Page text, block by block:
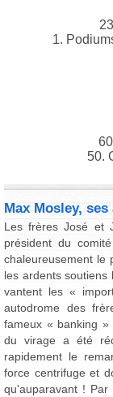
1.
50.
Max Mosley,
Les frères José et
président du
chaleureusement le
les ardents
vantent les «
autodrome des
fameux « banking »
du virage a été
rapidement le
force centrifuge et
qu'auparavant ! Par